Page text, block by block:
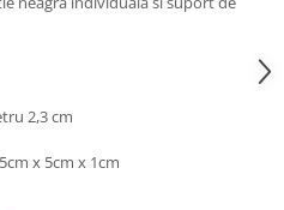
2,3 cm
x 5cm x 1cm